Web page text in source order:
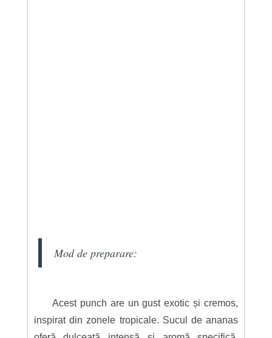
Mod de preparare:
Acest punch are un gust exotic și cremos,
inspirat din zonele tropicale. Sucul de ananas